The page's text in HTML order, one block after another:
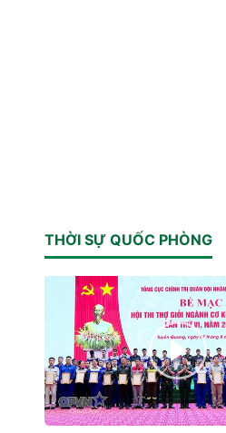
THỜI SỰ QUỐC PHÒNG